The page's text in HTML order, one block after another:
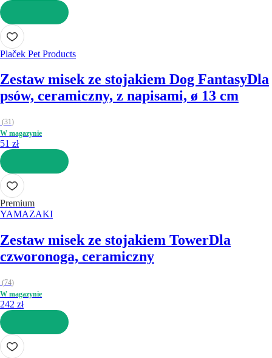
DO KOSZYKA
Plaček Pet Products
Zestaw misek ze stojakiem Dog FantasyDla
psów, ceramiczny, z napisami, ø 13 cm
(31)
W magazynie
51 zł
DO KOSZYKA
Premium
YAMAZAKI
Zestaw misek ze stojakiem TowerDla
czworonoga, ceramiczny
(74)
W magazynie
242 zł
DO KOSZYKA